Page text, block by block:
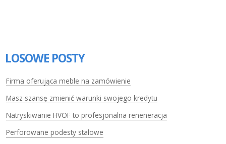
LOSOWE POSTY
Firma oferująca meble na zamówienie
Masz szansę zmienić warunki swojego kredytu
Natryskiwanie HVOF to profesjonalna reneneracja
Perforowane podesty stalowe